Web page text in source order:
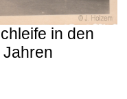
in den